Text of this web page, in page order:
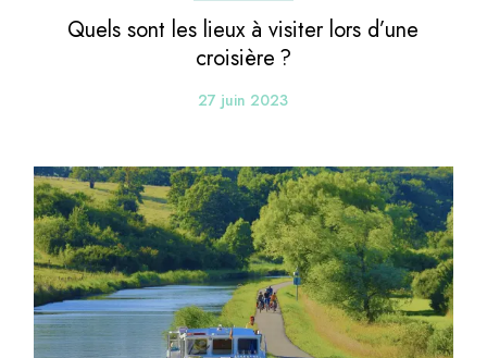
Quels sont les lieux à visiter lors d’une
croisière ?
27 juin 2023